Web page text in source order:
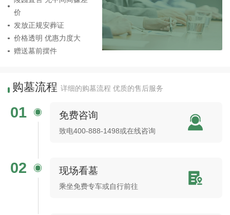
价
发放正规安葬证
价格透明 优惠力度大
赠送墓前摆件
购墓流程 详细的购墓流程 优质的售后服务
01 免费咨询
致电400-888-1498或在线咨询
02 现场看墓
乘坐免费专车或自行前往